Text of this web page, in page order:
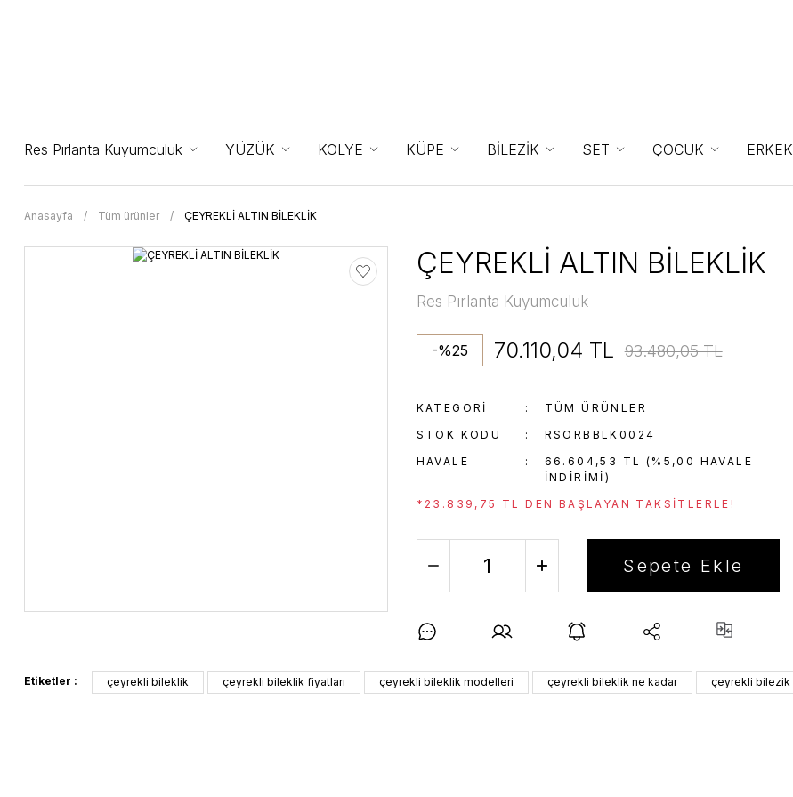
Res Pırlanta Kuyumculuk YÜZÜK KOLYE KÜPE BİLEZİK SET ÇOCUK ERKEK
Anasayfa Tüm ürünler ÇEYREKLİ ALTIN BİLEKLİK
ÇEYREKLİ ALTIN BİLEKLİK
Res Pırlanta Kuyumculuk
-%25 70.110,04 TL 93.480,05 TL
KATEGORI
TÜM ÜRÜNLER
STOK KODU
RSORBBLK0024
HAVALE
66.604,53 TL (%5,00 HAVALE
INDIRIMI)
*23.839,75 TL DEN BAŞLAYAN TAKSITLERLE!
Sepete Ekle
Etiketler : çeyrekli bileklik çeyrekli bileklik fiyatları çeyrekli bileklik modelleri çeyrekli bileklik ne kadar çeyrekli bilezik